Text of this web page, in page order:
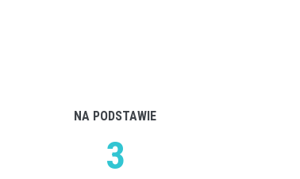
NA PODSTAWIE
3